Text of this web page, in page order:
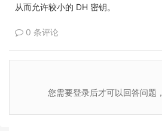
从而允许较小的 DH 密钥。
0 条评论
您需要登录后才可以回答问题，